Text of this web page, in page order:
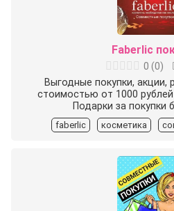
Faberlic
0 (0)
Выгодные покупки, акции,
стоимостью от 1000
Подарки за покупки
faberlic косметика